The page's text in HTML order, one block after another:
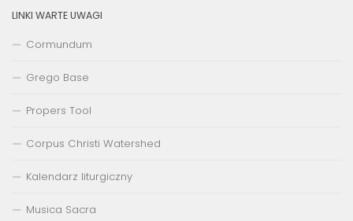
LINKI WARTE UWAGI
Cormundum
Grego Base
Propers Tool
Corpus Christi Watershed
Kalendarz liturgiczny
Musica Sacra